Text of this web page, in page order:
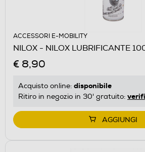
ACCESSORI E-MOBILITY
NILOX - NILOX LUBRIFICANTE
€ 8,90
Acquisto online: disponibile
Ritiro in negozio in 30' gratuito:
AGGIUNGI